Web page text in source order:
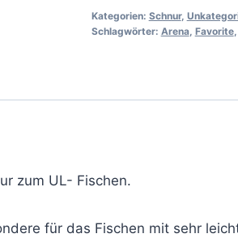
Kategorien: Schnur,
Schlagwörter: Arena, Favorite,
zum UL- Fischen.
für das Fischen mit sehr